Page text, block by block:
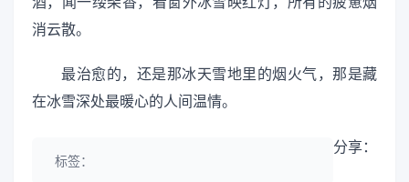
消云散。
最治愈的，还是那冰天雪地里的烟火气，那是藏
在冰雪深处最暖心的人间温情。
分享：
标签：